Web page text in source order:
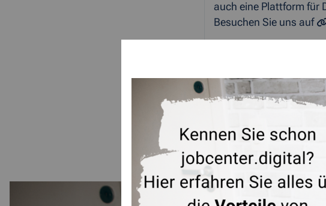
auch eine Plattform für
Besuchen Sie uns auf